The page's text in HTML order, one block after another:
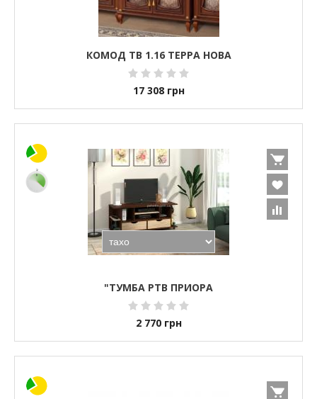
КОМОД ТВ 1.16 ТЕРРА НОВА
17 308 грн
"ТУМБА РТВ ПРИОРА
2 770 грн